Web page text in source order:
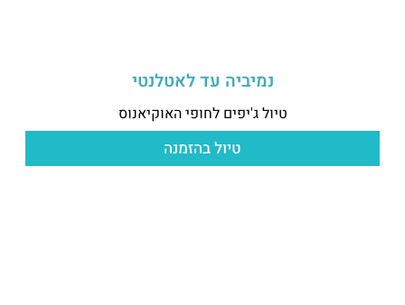
נמיביה עד לאטלנטי
טיול ג'יפים לחופי האוקיאנוס
טיול בהזמנה